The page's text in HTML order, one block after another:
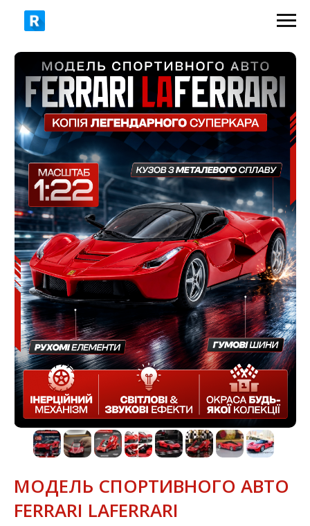
ЗАМОВИТИ
1090 грн 749 грн
МОДЕЛЬ СПОРТИВНОГО АВТО
FERRARI LAFERRARI